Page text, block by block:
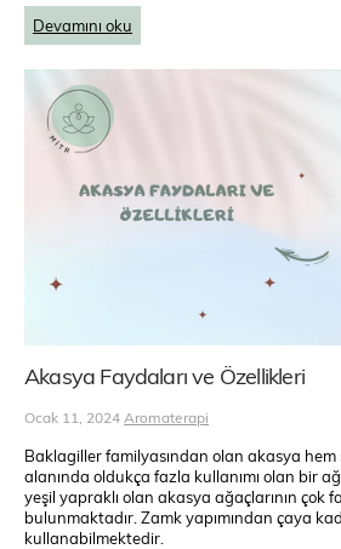
Devamını oku
Akasya Faydaları ve Özellikleri
Ocak 11, 2024 Aromaterapi
Baklagiller familyasından olan akasya hem
alanında oldukça fazla kullanımı olan bir
yeşil yapraklı olan akasya ağaçlarının çok
bulunmaktadır. Zamk yapımından çaya
kullanabilmektedir.